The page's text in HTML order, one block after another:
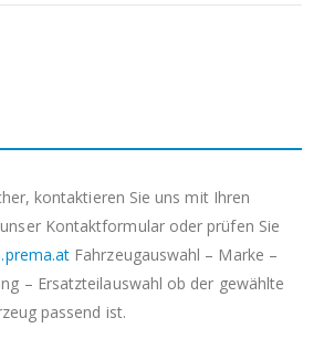
kontaktieren Sie uns mit Ihren
Kontaktformular oder prüfen Sie
Fahrzeugauswahl – Marke –
– Ersatzteilauswahl ob der gewählte
passend ist.